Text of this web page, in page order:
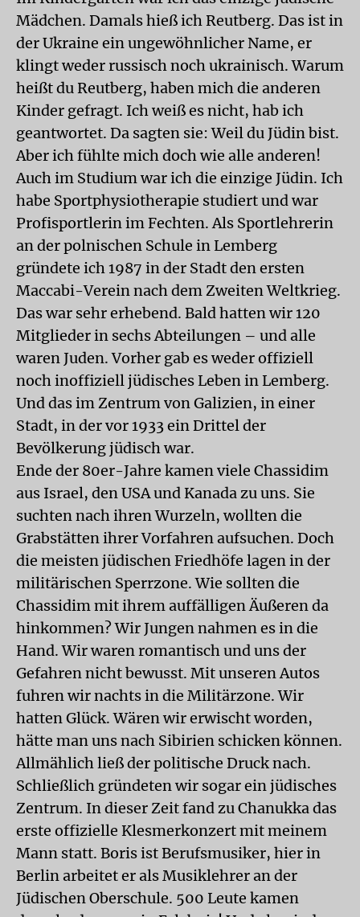
Mädchen. Damals hieß ich Reutberg. Das ist in
der Ukraine ein ungewöhnlicher Name, er
klingt weder russisch noch ukrainisch. Warum
heißt du Reutberg, haben mich die anderen
Kinder gefragt. Ich weiß es nicht, hab ich
geantwortet. Da sagten sie: Weil du Jüdin bist.
Aber ich fühlte mich doch wie alle anderen!
Auch im Studium war ich die einzige Jüdin. Ich
habe Sportphysiotherapie studiert und war
Profisportlerin im Fechten. Als Sportlehrerin
an der polnischen Schule in Lemberg
gründete ich 1987 in der Stadt den ersten
Maccabi-Verein nach dem Zweiten Weltkrieg.
Das war sehr erhebend. Bald hatten wir 120
Mitglieder in sechs Abteilungen – und alle
waren Juden. Vorher gab es weder offiziell
noch inoffiziell jüdisches Leben in Lemberg.
Und das im Zentrum von Galizien, in einer
Stadt, in der vor 1933 ein Drittel der
Bevölkerung jüdisch war.
Ende der 80er-Jahre kamen viele Chassidim
aus Israel, den USA und Kanada zu uns. Sie
suchten nach ihren Wurzeln, wollten die
Grabstätten ihrer Vorfahren aufsuchen. Doch
die meisten jüdischen Friedhöfe lagen in der
militärischen Sperrzone. Wie sollten die
Chassidim mit ihrem auffälligen Äußeren da
hinkommen? Wir Jungen nahmen es in die
Hand. Wir waren romantisch und uns der
Gefahren nicht bewusst. Mit unseren Autos
fuhren wir nachts in die Militärzone. Wir
hatten Glück. Wären wir erwischt worden,
hätte man uns nach Sibirien schicken können.
Allmählich ließ der politische Druck nach.
Schließlich gründeten wir sogar ein jüdisches
Zentrum. In dieser Zeit fand zu Chanukka das
erste offizielle Klesmerkonzert mit meinem
Mann statt. Boris ist Berufsmusiker, hier in
Berlin arbeitet er als Musiklehrer an der
Jüdischen Oberschule. 500 Leute kamen